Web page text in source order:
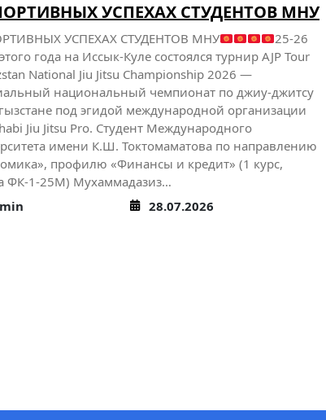
и старший преподаватель кафедры экономики
Карагулова Айназ Ильясовна успешно
с 15 по 26 июня 2026 года программу
академической мобильности
в количестве 26 академических часов по
38.04.02 Менеджмент, 44.04.02 Психолого-
образование по проекту
риски образовательных
управленческий, экономический,
аспекты» на…
29.06.2026